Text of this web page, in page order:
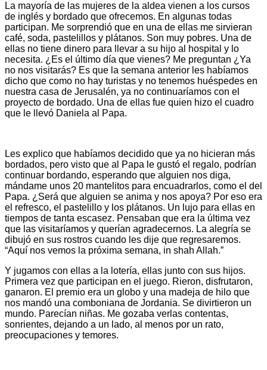
La mayoría de las mujeres de la aldea vienen a los cursos
de inglés y bordado que ofrecemos. En algunas todas
participan. Me sorprendió que en una de ellas me sirvieran
café, soda, pastelillos y plátanos. Son muy pobres. Una de
ellas no tiene dinero para llevar a su hijo al hospital y lo
necesita. ¿Es el último día que vienes? Me preguntan ¿Ya
no nos visitarás? Es que la semana anterior les habíamos
dicho que como no hay turistas y no tenemos huéspedes en
nuestra casa de Jerusalén, ya no continuaríamos con el
proyecto de bordado. Una de ellas fue quien hizo el cuadro
que le llevó Daniela al Papa.
Les explico que habíamos decidido que ya no hicieran más
bordados, pero visto que al Papa le gustó el regalo, podrían
continuar bordando, esperando que alguien nos diga,
mándame unos 20 mantelitos para encuadrarlos, como el del
Papa. ¿Será que alguien se anima y nos apoya? Por eso era
el refresco, el pastelillo y los plátanos. Un lujo para ellas en
tiempos de tanta escasez. Pensaban que era la última vez
que las visitaríamos y querían agradecernos. La alegría se
dibujó en sus rostros cuando les dije que regresaremos.
“Aquí nos vemos la próxima semana, in shah Allah.”
Y jugamos con ellas a la lotería, ellas junto con sus hijos.
Primera vez que participan en el juego. Rieron, disfrutaron,
ganaron. El premio era un globo y una madeja de hilo que
nos mandó una comboniana de Jordania. Se divirtieron un
mundo. Parecían niñas. Me gozaba verlas contentas,
sonrientes, dejando a un lado, al menos por un rato,
preocupaciones y temores.